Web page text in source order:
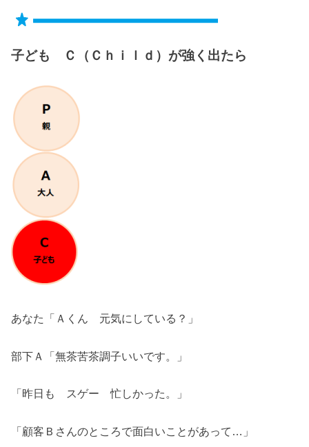
子ども Ｃ（Ｃｈｉｌｄ）が強く出たら
あなた「Ａくん 元気にしている？」
部下Ａ「無茶苦茶調子いいです。」
「昨日も スゲー 忙しかった。」
「顧客Ｂさんのところで面白いことがあって…」